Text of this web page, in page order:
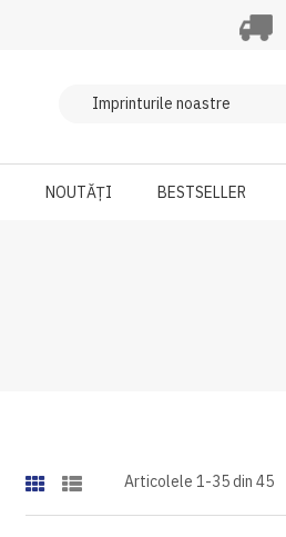
NOUTĂȚI BESTSELLER
Articolele1-35din45